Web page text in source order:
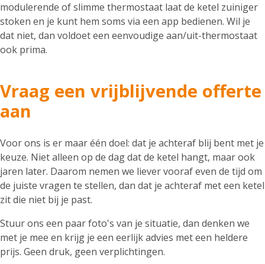
modulerende of slimme thermostaat laat de ketel zuiniger
stoken en je kunt hem soms via een app bedienen. Wil je
dat niet, dan voldoet een eenvoudige aan/uit-thermostaat
ook prima.
Vraag een vrijblijvende offerte
aan
Voor ons is er maar één doel: dat je achteraf blij bent met je
keuze. Niet alleen op de dag dat de ketel hangt, maar ook
jaren later. Daarom nemen we liever vooraf even de tijd om
de juiste vragen te stellen, dan dat je achteraf met een ketel
zit die niet bij je past.
Stuur ons een paar foto's van je situatie, dan denken we
met je mee en krijg je een eerlijk advies met een heldere
prijs. Geen druk, geen verplichtingen.